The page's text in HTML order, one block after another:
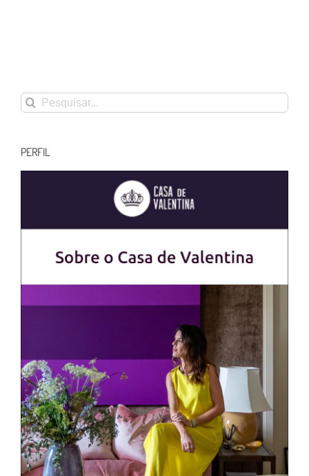
Buscar
resultados
PERFIL